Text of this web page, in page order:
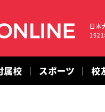
日本
1921
属校 スポーツ 校